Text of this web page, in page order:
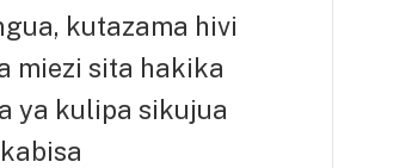
kutazama hivi
miezi sita hakika
ya kulipa sikujua